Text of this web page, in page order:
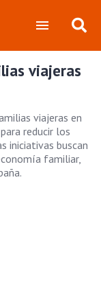
viajeras
viajeras en
reducir los
iniciativas buscan
familiar,